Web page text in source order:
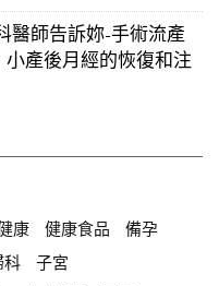
醫師告訴妳-手術流產
產後月經的恢復和注
康 健康食品
備孕
科
子宮